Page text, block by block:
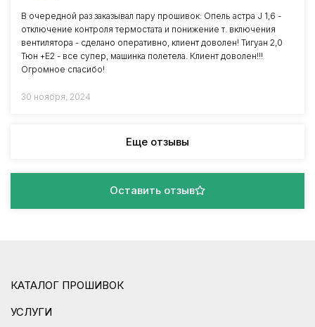
В очередной раз заказывал пару прошивок: Опель астра J 1,6 -
отключение контроля термостата и понижение т. включения
вентилятора - сделано оперативно, клиент доволен! Тигуан 2,0
Тюн +Е2 - все супер, машинка полетела. Клиент доволен!!!
Огромное спасибо!
30 ноября, 2024
Еще отзывы
Оставить отзыв
КАТАЛОГ ПРОШИВОК
УСЛУГИ